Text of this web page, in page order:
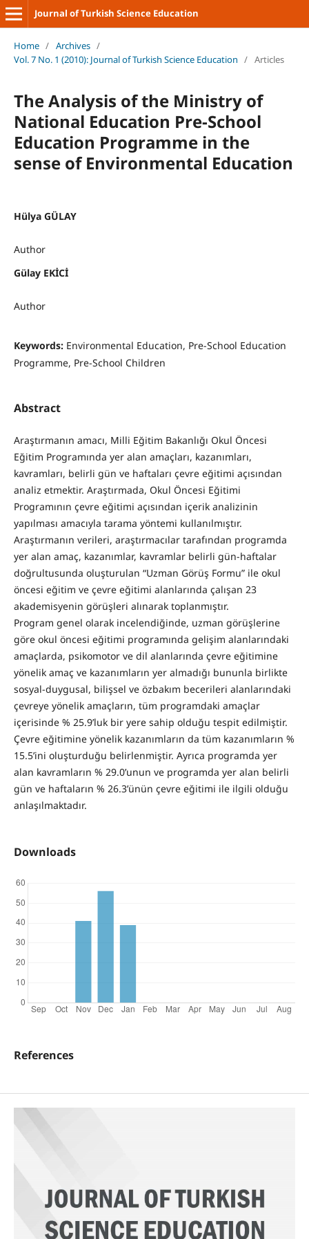
Journal of Turkish Science Education
Home / Archives /
Vol. 7 No. 1 (2010): Journal of Turkish Science Education / Articles
The Analysis of the Ministry of
National Education Pre-School
Education Programme in the
sense of Environmental Education
Hülya GÜLAY
Author
Gülay EKİCİ
Author
Keywords: Environmental Education, Pre-School Education
Programme, Pre-School Children
Abstract
Araştırmanın amacı, Milli Eğitim Bakanlığı Okul Öncesi
Eğitim Programında yer alan amaçları, kazanımları,
kavramları, belirli gün ve haftaları çevre eğitimi açısından
analiz etmektir. Araştırmada, Okul Öncesi Eğitimi
Programının çevre eğitimi açısından içerik analizinin
yapılması amacıyla tarama yöntemi kullanılmıştır.
Araştırmanın verileri, araştırmacılar tarafından programda
yer alan amaç, kazanımlar, kavramlar belirli gün-haftalar
doğrultusunda oluşturulan “Uzman Görüş Formu” ile okul
öncesi eğitim ve çevre eğitimi alanlarında çalışan 23
akademisyenin görüşleri alınarak toplanmıştır.
Program genel olarak incelendiğinde, uzman görüşlerine
göre okul öncesi eğitimi programında gelişim alanlarındaki
amaçlarda, psikomotor ve dil alanlarında çevre eğitimine
yönelik amaç ve kazanımların yer almadığı bununla birlikte
sosyal-duygusal, bilişsel ve özbakım becerileri alanlarındaki
çevreye yönelik amaçların, tüm programdaki amaçlar
içerisinde % 25.9’luk bir yere sahip olduğu tespit edilmiştir.
Çevre eğitimine yönelik kazanımların da tüm kazanımların %
15.5’ini oluşturduğu belirlenmiştir. Ayrıca programda yer
alan kavramların % 29.0’unun ve programda yer alan belirli
gün ve haftaların % 26.3’ünün çevre eğitimi ile ilgili olduğu
anlaşılmaktadır.
Downloads
References